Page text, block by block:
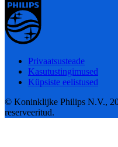
Privaatsusteade
Kasutustingimused
Küpsiste eelistused
© Koninklijke Philips N.V.,
reserveeritud.